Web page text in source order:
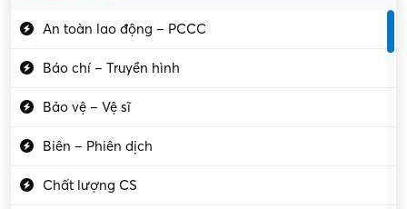
An toàn lao động – PCCC
Báo chí – Truyền hình
Bảo vệ – Vệ sĩ
Biên – Phiên dịch
Chất lượng CS